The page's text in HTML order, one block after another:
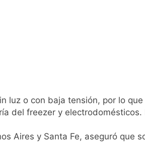
tres secretos para servirla
cada 7 de agosto y qué
la protesta contra la Ley de
luz o con baja tensión, por lo
del freezer y
Aires y Santa Fe, aseguró que